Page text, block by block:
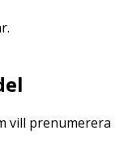
vill prenumerera